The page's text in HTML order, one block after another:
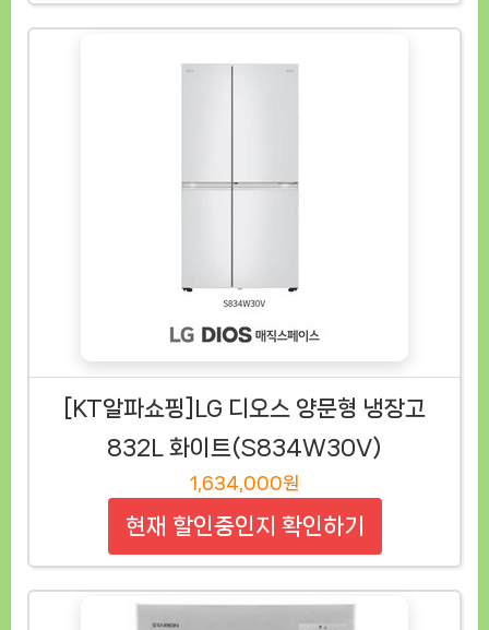
[KT알파쇼핑]LG 디오스 양문형 냉장고
832L 화이트(S834W30V)
1,634,000원
현재 할인중인지 확인하기